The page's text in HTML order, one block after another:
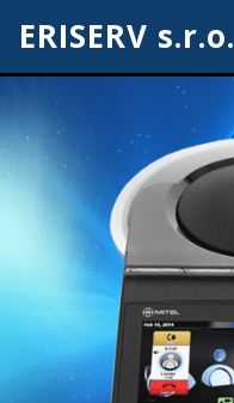
ERISERV s.r.o.